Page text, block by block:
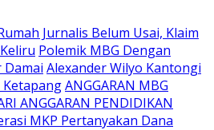
Jurnalis Belum Usai, Klaim
Polemik MBG Dengan
Alexander Wilyo Kantongi
KetapangANGGARAN MBG
ANGGARAN PENDIDIKAN
MKP Pertanyakan Dana